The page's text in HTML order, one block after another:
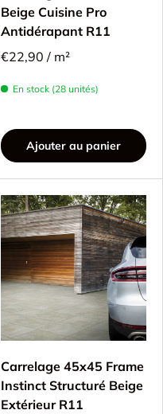
Beige Cuisine Pro
Antidérapant R11
€22,90 / m²
En stock (28 unités)
Ajouter au panier
Carrelage 45x45 Frame
Instinct Structuré Beige
Extérieur R11